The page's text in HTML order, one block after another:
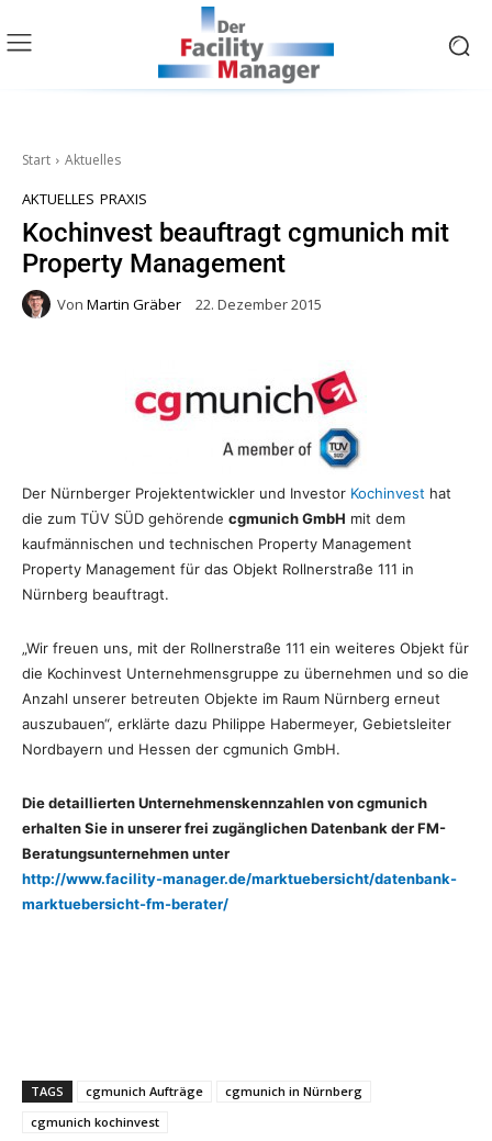
Start Aktuelles
AKTUELLES PRAXIS
Kochinvest beauftragt cgmunich mit
Property Management
Von Martin Gräber 22. Dezember 2015
Der Nürnberger Projektentwickler und Investor Kochinvest hat
die zum TÜV SÜD gehörende cgmunich GmbH mit dem
kaufmännischen und technischen Property Management
Property Management für das Objekt Rollnerstraße 111 in
Nürnberg beauftragt.
„Wir freuen uns, mit der Rollnerstraße 111 ein weiteres Objekt für
die Kochinvest Unternehmensgruppe zu übernehmen und so die
Anzahl unserer betreuten Objekte im Raum Nürnberg erneut
auszubauen“, erklärte dazu Philippe Habermeyer, Gebietsleiter
Nordbayern und Hessen der cgmunich GmbH.
Die detaillierten Unternehmenskennzahlen von cgmunich
erhalten Sie in unserer frei zugänglichen Datenbank der FM-
Beratungsunternehmen unter
http://www.facility-manager.de/marktuebersicht/datenbank-
marktuebersicht-fm-berater/
TAGS cgmunich Aufträge
cgmunich in Nürnberg
cgmunich kochinvest